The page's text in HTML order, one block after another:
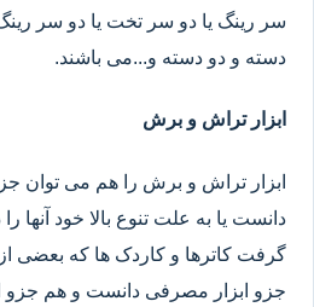
سر رینگ یا دو سر تخت یا دو سر
دسته و دو دسته و...می باشند.
ابزار تراش و برش
ابزار تراش و برش را هم می توان
دانست یا به علت تنوع بالا خود آنها
گرفت کاترها و کاردک ها که بعضی از
جزو ابزار مصرفی دانست و هم جزو